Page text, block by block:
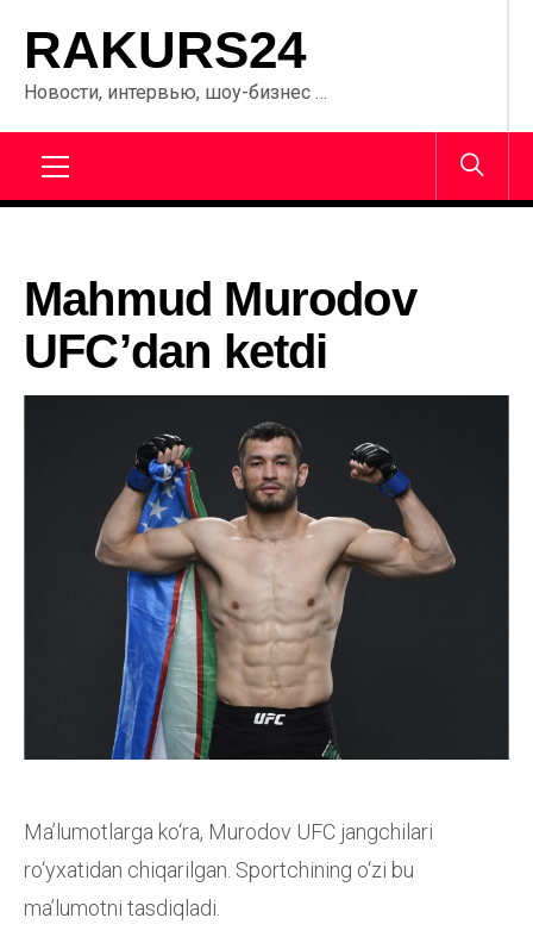
содержанию
RAKURS24
Новости, интервью, шоу-бизнес …
Mahmud Murodov
UFC’dan ketdi
Ma’lumotlarga ko‘ra, Murodov UFC jangchilari
ro‘yxatidan chiqarilgan. Sportchining o‘zi bu
ma’lumotni tasdiqladi.